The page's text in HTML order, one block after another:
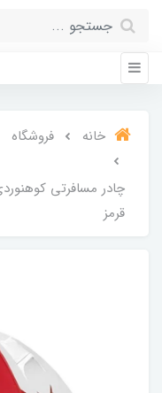
خانه فروشگاه
چادر مسافرتی
قرمز